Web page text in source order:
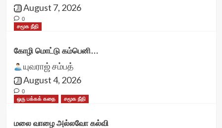
August 7, 2026
0
சமூக நீதி
கோழி மொட்டு கம்பெனி…
யுவராஜ் சம்பத்
August 4, 2026
0
ஒரு பக்கக் கதை
சமூக நீதி
மலை வாழை அல்லவோ கல்வி